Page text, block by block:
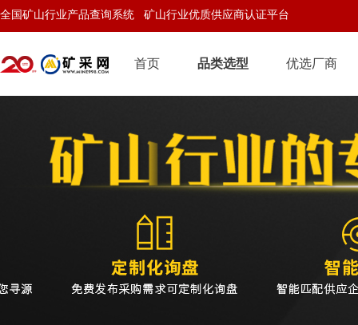
全国矿山行业产品查询系统 矿山行业优质供应商认证平台
首页 品类选型 优选厂商